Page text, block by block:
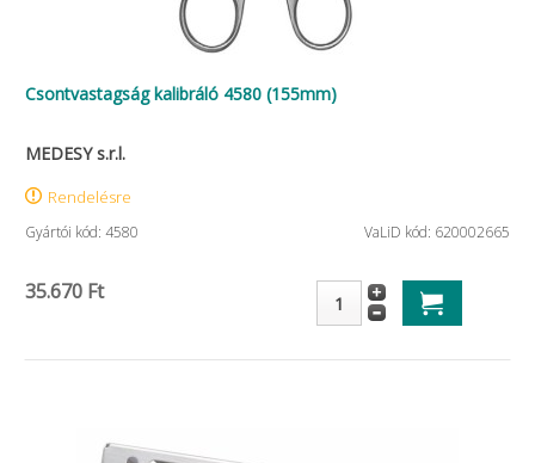
Csontvastagság kalibráló 4580 (155mm)
MEDESY s.r.l.
Rendelésre
Gyártói kód: 4580 VaLiD kód: 620002665
35.670 Ft